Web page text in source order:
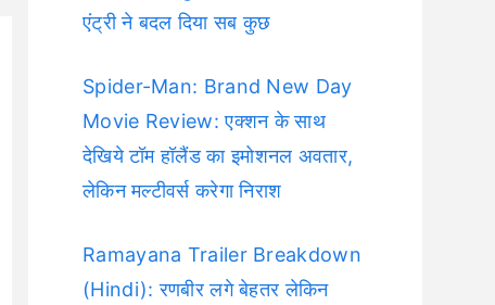
एंट्री ने बदल दिया सब कुछ
Spider-Man: Brand New Day
Movie Review: एक्शन के साथ
देखिये टॉम हॉलैंड का इमोशनल अवतार,
लेकिन मल्टीवर्स करेगा निराश
Ramayana Trailer Breakdown
(Hindi): रणबीर लगे बेहतर लेकिन